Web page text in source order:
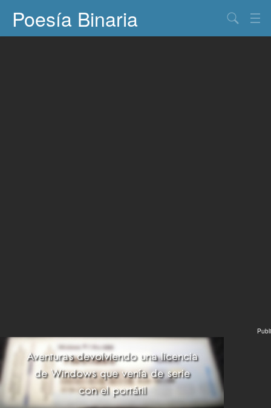
Poesía Binaria
Publi